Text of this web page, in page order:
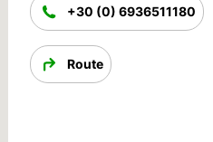
+30 (0) 6936511180
Route